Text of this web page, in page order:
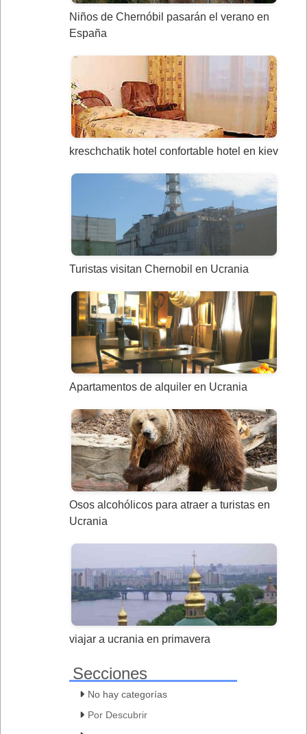
Niños de Chernóbil pasarán el verano en
España
kreschchatik hotel confortable hotel en kiev
Turistas visitan Chernobil en Ucrania
Apartamentos de alquiler en Ucrania
Osos alcohólicos para atraer a turistas en
Ucrania
viajar a ucrania en primavera
Secciones
No hay categorías
Por Descubrir